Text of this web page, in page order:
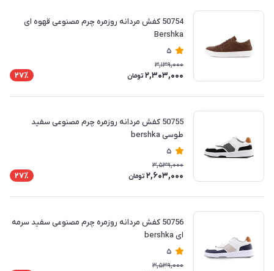
50754 کفش مردانه روزمره چرم مصنوعی قهوه ای
Bershka
5
3,139,000
2,303,000 تومان 27٪
50755 کفش مردانه روزمره چرم مصنوعی سفید
طوسی bershka
5
3,539,000
2,603,000 تومان 27٪
50756 کفش مردانه روزمره چرم مصنوعی سفید سرمه
ای bershka
5
3,539,000